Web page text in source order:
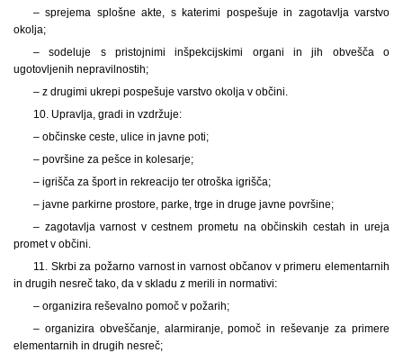
– sprejema splošne akte, s katerimi pospešuje in zagotavlja varstvo
okolja;
– sodeluje s pristojnimi inšpekcijskimi organi in jih obvešča o
ugotovljenih nepravilnostih;
– z drugimi ukrepi pospešuje varstvo okolja v občini.
10. Upravlja, gradi in vzdržuje:
– občinske ceste, ulice in javne poti;
– površine za pešce in kolesarje;
– igrišča za šport in rekreacijo ter otroška igrišča;
– javne parkirne prostore, parke, trge in druge javne površine;
– zagotavlja varnost v cestnem prometu na občinskih cestah in ureja
promet v občini.
11. Skrbi za požarno varnost in varnost občanov v primeru elementarnih
in drugih nesreč tako, da v skladu z merili in normativi:
– organizira reševalno pomoč v požarih;
– organizira obveščanje, alarmiranje, pomoč in reševanje za primere
elementarnih in drugih nesreč;